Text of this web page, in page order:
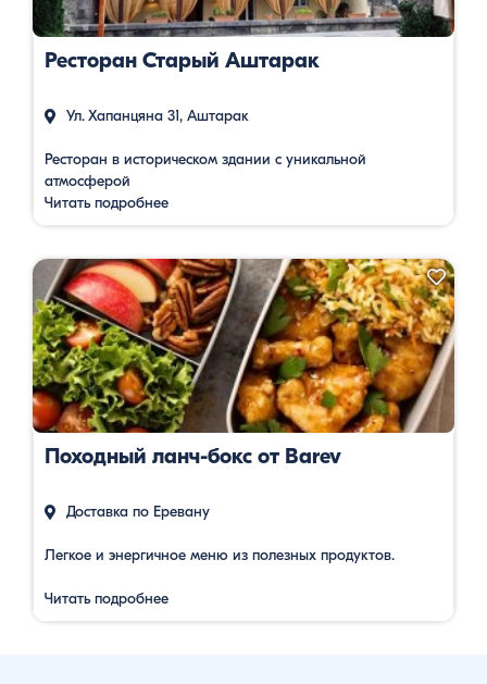
Ресторан Старый Аштарак
Ул. Хапанцяна 31, Аштарак
Ресторан в историческом здании с уникальной
атмосферой
Читать подробнее
Походный ланч-бокс от Barev
Доставка по Еревану
Легкое и энергичное меню из полезных продуктов.
Читать подробнее